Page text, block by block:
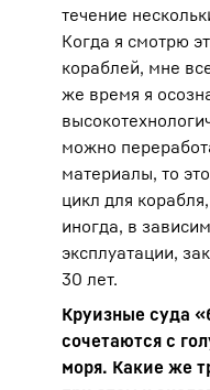
течение
Когда я смотрю
кораблей, мне
же время я
можно
материалы, то
цикл для
иногда, в
эксплуатации,
30 лет.
Круизные суда
сочетаются с
моря. Какие же